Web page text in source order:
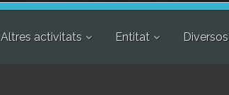
Altres activitats Entitat Diversos